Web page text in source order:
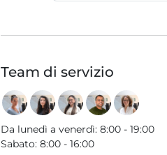
Team di servizio
Da lunedì a venerdì: 8:00 - 19:00
Sabato: 8:00 - 16:00